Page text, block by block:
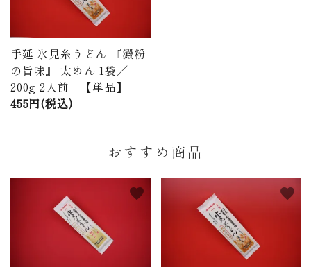
手延 氷見糸うどん 『澱粉
の旨味』 太めん 1袋／
200g 2人前 【単品】
455円(税込)
おすすめ商品
favorite favorite